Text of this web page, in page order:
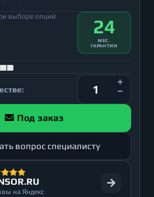
выборе опций 24
МЕС.
ГАРАНТИИ
Под заказ
вопрос специалисту
на Яндекс